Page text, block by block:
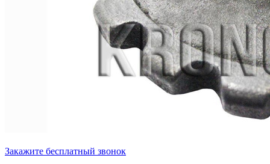
Закажите бесплатный звонок